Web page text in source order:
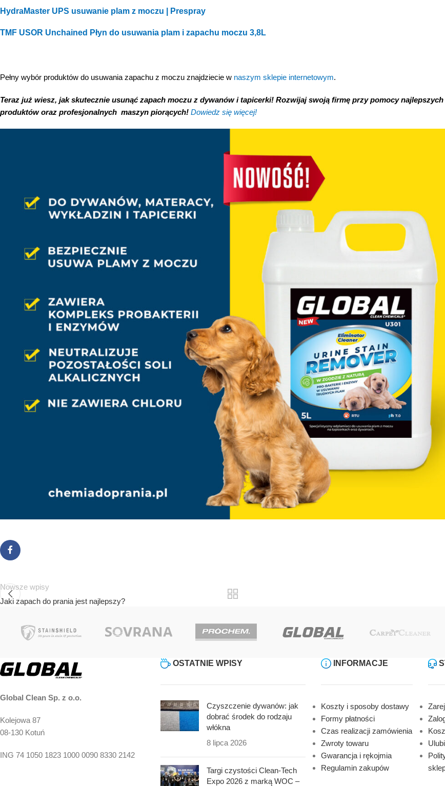
HydraMaster UPS usuwanie plam z moczu | Prespray
TMF USOR Unchained Płyn do usuwania plam i zapachu moczu 3,8L
Pełny wybór produktów do usuwania zapachu z moczu znajdziecie w naszym sklepie internetowym.
Teraz już wiesz, jak skutecznie usunąć zapach moczu z dywanów i tapicerki! Rozwijaj swoją firmę przy pomocy najlepszych
produktów oraz profesjonalnych maszyn piorących! Dowiedz się więcej!
Nowsze wpisy
Jaki zapach do prania jest najlepszy?
Global Clean Sp. z o.o.
Kolejowa 87
08-130 Kotuń
ING 74 1050 1823 1000 0090 8330 2142
OSTATNIE WPISY
Czyszczenie dywanów: jak
dobrać środek do rodzaju
włókna
8 lipca 2026
Targi czystości Clean-Tech
Expo 2026 z marką WOC –
INFORMACJE
Koszty i sposoby dostawy
Formy płatności
Czas realizacji zamówienia
Zwroty towaru
Gwarancja i rękojmia
Regulamin zakupów